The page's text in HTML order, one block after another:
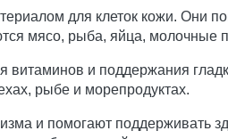
для клеток кожи. Они
мясо, рыба, яйца, молочные
и поддержания
рыбе и морепродуктах.
и помогают поддерживать